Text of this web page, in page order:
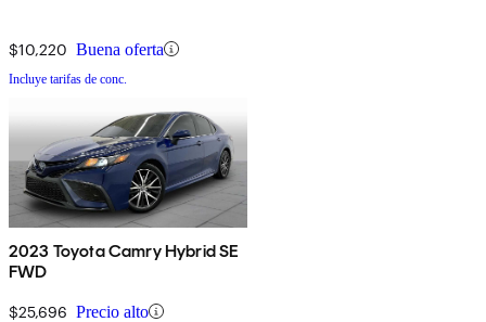
$10,220 Buena oferta
Incluye tarifas de conc.
2023 Toyota Camry Hybrid SE
FWD
$25,696 Precio alto